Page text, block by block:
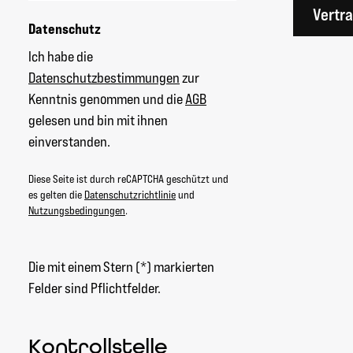
Datenschutz
Ich habe die
Datenschutzbestimmungenzur
Kenntnis genommen und dieAGB
gelesen und bin mit ihnen
einverstanden.
Diese Seite ist durch reCAPTCHA geschützt und
es gelten die Datenschutzrichtlinieund
Nutzungsbedingungen.
Die mit einem Stern (*) markierten
Felder sind Pflichtfelder.
Kontrollstelle